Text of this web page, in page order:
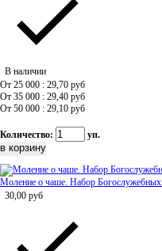
В наличии
От 25 000 : 29,70 руб
От 35 000 : 29,40 руб
От 50 000 : 29,10 руб
Количество: уп.
Моление о чаше. Набор
30,00 руб